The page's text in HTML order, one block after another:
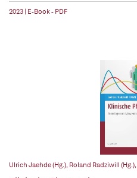
2023 | E-Book - PDF
Ulrich Jaehde (Hg.), Roland Radziwill (Hg.),